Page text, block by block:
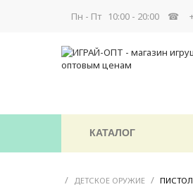
Пн - Пт 10:00 - 20:00 ☎
КАТАЛОГ
/ ДЕТСКОЕ ОРУЖИЕ /